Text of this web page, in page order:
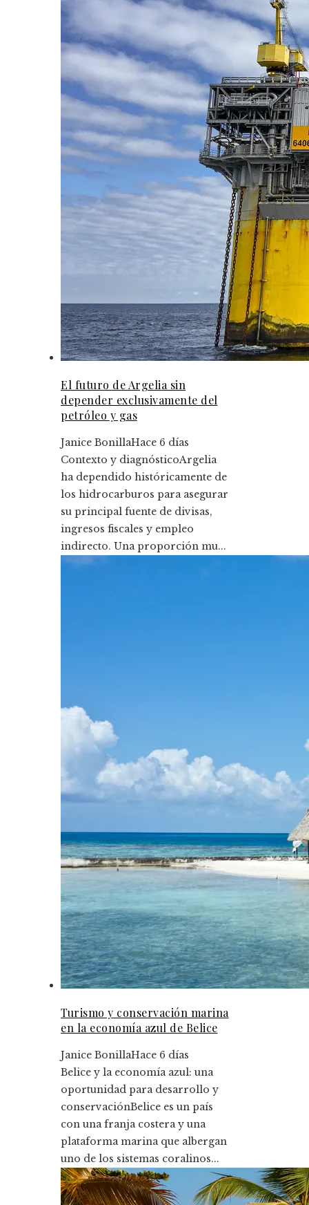
El futuro de Argelia sin
depender exclusivamente del
petróleo y gas
Janice BonillaHace 6 días
Contexto y diagnósticoArgelia
ha dependido históricamente de
los hidrocarburos para asegurar
su principal fuente de divisas,
ingresos fiscales y empleo
indirecto. Una proporción mu...
Turismo y conservación marina
en la economía azul de Belice
Janice BonillaHace 6 días
Belice y la economía azul: una
oportunidad para desarrollo y
conservaciónBelice es un país
con una franja costera y una
plataforma marina que albergan
uno de los sistemas coralinos...